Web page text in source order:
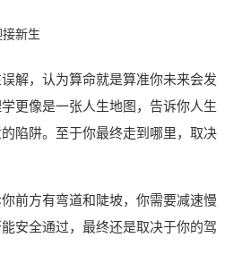
新生
解，认为算命就是算准你未来会发
更像是一张人生地图，告诉你人生
陷阱。至于你最终走到哪里，取决
前方有弯道和陡坡，你需要减速慢
安全通过，最终还是取决于你的驾